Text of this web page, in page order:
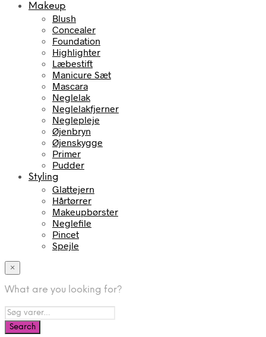
Makeup
Blush
Concealer
Foundation
Highlighter
Læbestift
Manicure Sæt
Mascara
Neglelak
Neglelakfjerner
Neglepleje
Øjenbryn
Øjenskygge
Primer
Pudder
Styling
Glattejern
Hårtørrer
Makeupbørster
Neglefile
Pincet
Spejle
×
What are you looking for?